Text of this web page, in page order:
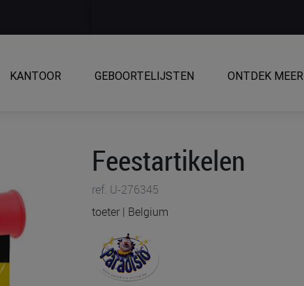
KANTOOR GEBOORTELIJSTEN ONTDEK MEER
Feestartikelen
ref. U-276345
toeter | Belgium